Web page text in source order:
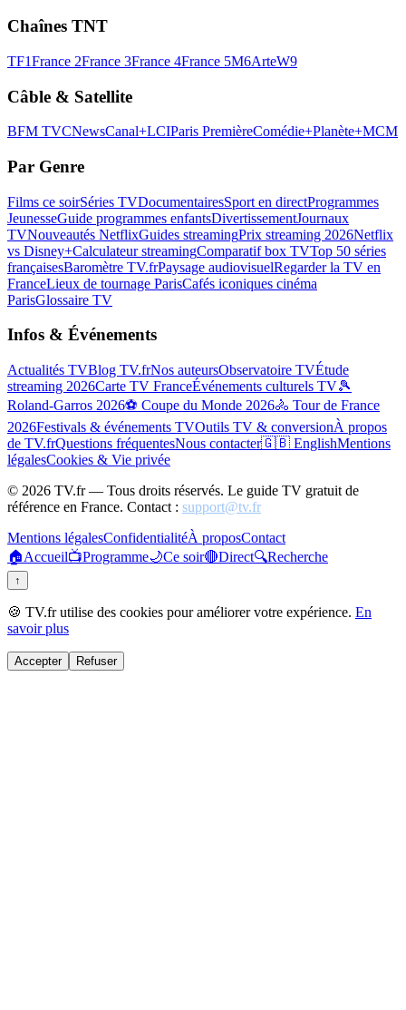
Chaînes TNT
TF1France 2France 3France 4France 5M6ArteW9
Câble & Satellite
BFM TVCNewsCanal+LCIParis PremièreComédie+Planète+MCM
Par Genre
Films ce soirSéries TVDocumentairesSport en directProgrammes
JeunesseGuide programmes enfantsDivertissementJournaux
TVNouveautés NetflixGuides streamingPrix streaming 2026Netflix
vs Disney+Calculateur streamingComparatif box TVTop 50 séries
françaisesBaromètre TV.frPaysage audiovisuelRegarder la TV en
FranceLieux de tournage ParisCafés iconiques cinéma
ParisGlossaire TV
Infos & Événements
Actualités TVBlog TV.frNos auteursObservatoire TVÉtude
streaming 2026Carte TV FranceÉvénements culturels TV🎾
Roland-Garros 2026⚽ Coupe du Monde 2026🚴 Tour de France
2026Festivals & événements TVOutils TV & conversionÀ propos
de TV.frQuestions fréquentesNous contacter🇬🇧 EnglishMentions
légalesCookies & Vie privée
© 2026 TV.fr — Tous droits réservés. Le guide TV gratuit de
référence en France. Contact : support@tv.fr
Mentions légalesConfidentialitéÀ proposContact
🏠Accueil📺Programme🌙Ce soir🔴Direct🔍Recherche
↑
🍪 TV.fr utilise des cookies pour améliorer votre expérience. En
savoir plus
Accepter Refuser